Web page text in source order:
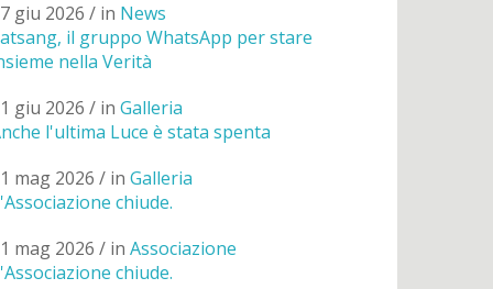
giu 2026 / in News
il gruppo WhatsApp per stare
nella Verità
giu 2026 / in Galleria
l'ultima Luce è stata spenta
mag 2026 / in Galleria
chiude.
mag 2026 / in Associazione
chiude.